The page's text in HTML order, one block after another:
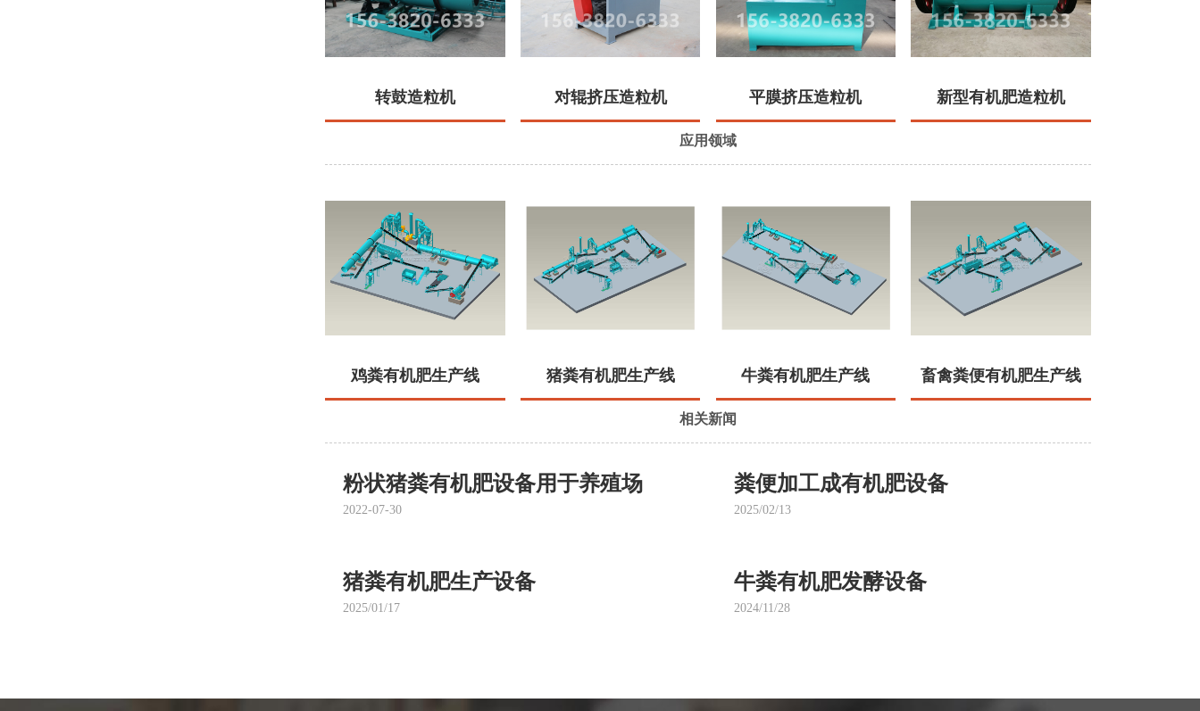
转鼓造粒机 对辊挤压造粒机 平膜挤压造粒机 新型有机肥造粒机
应用领域
鸡粪有机肥生产线 猪粪有机肥生产线 牛粪有机肥生产线 畜禽粪便有机肥生产线
相关新闻
粉状猪粪有机肥设备用于养殖场
2022-07-30
粪便加工成有机肥设备
2025/02/13
猪粪有机肥生产设备
2025/01/17
牛粪有机肥发酵设备
2024/11/28